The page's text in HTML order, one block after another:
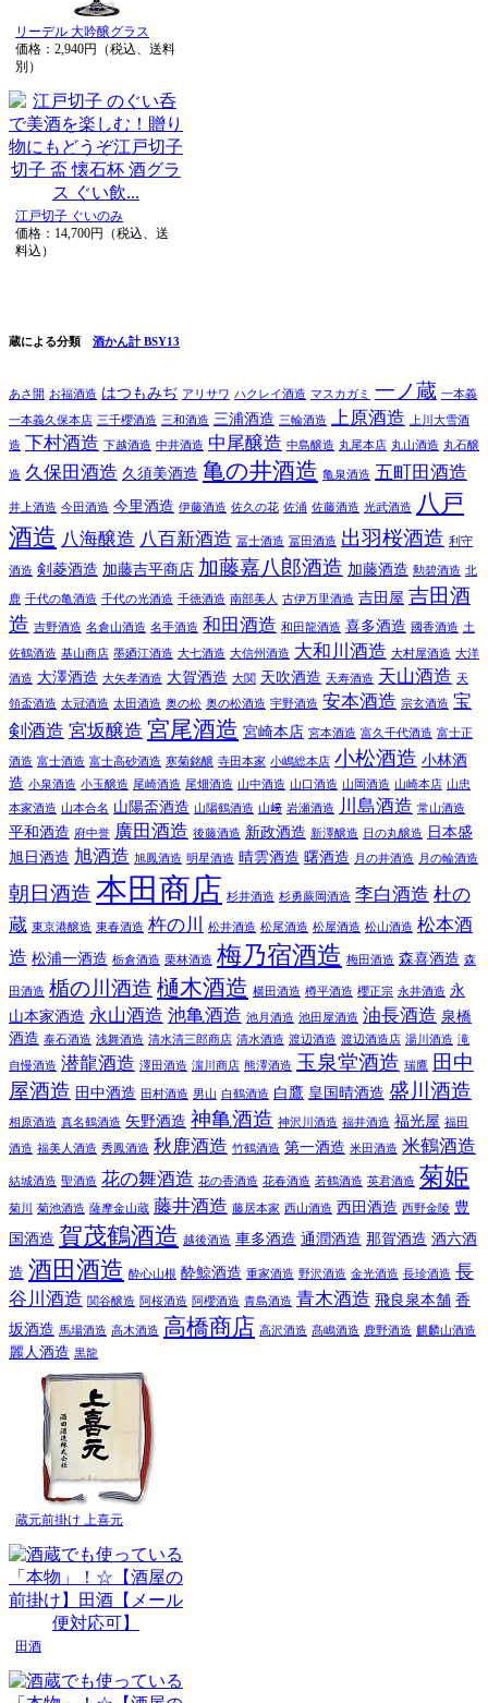
リーデル 大吟醸グラス
価格：2,940円（税込、送料
別）
江戸切子 ぐいのみ
価格：14,700円（税込、送
料込）
蔵による分類 酒かん計 BSY13
あさ開 お福酒造 はつもみぢ アリサワ ハクレイ酒造 マスカガミ 一ノ蔵 一本義
一本義久保本店 三千櫻酒造 三和酒造 三浦酒造 三輪酒造 上原酒造 上川大雪酒
造 下村酒造 下越酒造 中井酒造 中尾醸造 中島醸造 丸尾本店 丸山酒造 丸石醸
造 久保田酒造 久須美酒造 亀の井酒造 亀泉酒造 五町田酒造
井上酒造 今田酒造 今里酒造 伊藤酒造 佐久の花 佐浦 佐藤酒造 光武酒造
八戸
酒造 八海醸造 八百新酒造 冨士酒造 冨田酒造 出羽桜酒造 利守
酒造 剣菱酒造 加藤吉平商店 加藤嘉八郎酒造 加藤酒造 勲碧酒造 北
鹿 千代の亀酒造 千代の光酒造 千徳酒造 南部美人 古伊万里酒造 吉田屋 吉田酒
造 吉野酒造 名倉山酒造 名手酒造 和田酒造 和田龍酒造 喜多酒造 國香酒造 土
佐鶴酒造 基山商店 墨廼江酒造 大七酒造 大信州酒造 大和川酒造 大村屋酒造 大洋
酒造 大澤酒造 大矢孝酒造 大賀酒造 大関 天吹酒造 天寿酒造 天山酒造 天
領盃酒造 太冠酒造 太田酒造 奥の松 奥の松酒造 宇野酒造 安本酒造 宗玄酒造 宝
剣酒造 宮坂醸造 宮尾酒造 宮崎本店 宮本酒造 富久千代酒造 富士正
酒造 富士酒造 富士高砂酒造 寒菊銘醸 寺田本家 小嶋総本店 小松酒造 小林酒
造 小泉酒造 小玉醸造 尾崎酒造 尾畑酒造 山中酒造 山口酒造 山岡酒造 山崎本店 山忠
本家酒造 山本合名 山陽盃酒造 山陽鶴酒造 山﨑 岩瀬酒造 川島酒造 常山酒造
平和酒造 府中誉 廣田酒造 後藤酒造 新政酒造 新澤醸造 日の丸醸造
日本盛
旭日酒造 旭酒造 旭鳳酒造 明星酒造 晴雲酒造 曙酒造 月の井酒造 月の輪酒造
朝日酒造 本田商店 杉井酒造 杉勇蕨岡酒造 李白酒造 杜の
蔵 東京港醸造 東春酒造 杵の川 松井酒造 松尾酒造 松屋酒造 松山酒造 松本酒
造 松浦一酒造 栃倉酒造 栗林酒造 梅乃宿酒造 梅田酒造 森喜酒造 森
田酒造 楯の川酒造 樋木酒造 横田酒造 樽平酒造 櫻正宗 永井酒造 永
山本家酒造 永山酒造 池亀酒造 池月酒造 池田屋酒造 油長酒造 泉橋
酒造 泰石酒造 浅舞酒造 清水清三郎商店 清水酒造 渡辺酒造 渡辺酒造店 湯川酒造 滝
自慢酒造 潜龍酒造 澤田酒造 濵川商店 熊澤酒造 玉泉堂酒造 瑞鷹
田中
屋酒造 田中酒造 田村酒造 男山 白鶴酒造 白鷹 皇国晴酒造 盛川酒造
相原酒造 真名鶴酒造 矢野酒造 神亀酒造 神沢川酒造 福井酒造 福光屋 福田
酒造 福美人酒造 秀鳳酒造 秋鹿酒造 竹鶴酒造 第一酒造 米田酒造 米鶴酒造
結城酒造 聖酒造 花の舞酒造 花の香酒造 花春酒造 若鶴酒造 英君酒造 菊姫
菊川 菊池酒造 薩摩金山蔵 藤井酒造 藤居本家 西山酒造 西田酒造 西野金陵 豊
国酒造 賀茂鶴酒造 越後酒造 車多酒造 通潤酒造 那賀酒造 酒六酒
造 酒田酒造 酔心山根 酔鯨酒造 重家酒造 野沢酒造 金光酒造 長珍酒造 長
谷川酒造 関谷醸造 阿桜酒造 阿櫻酒造 青島酒造 青木酒造 飛良泉本舗 香
坂酒造 馬場酒造 高木酒造 高橋商店 高沢酒造 髙嶋酒造 鹿野酒造 麒麟山酒造
麗人酒造 黒龍
蔵元前掛け 上喜元
田酒